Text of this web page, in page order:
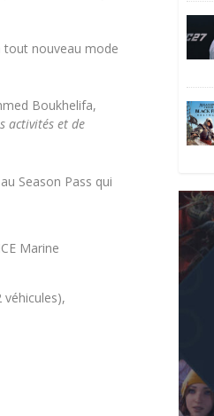
tout nouveau mode
Boukhelifa,
activités et de
Season Pass qui
Marine